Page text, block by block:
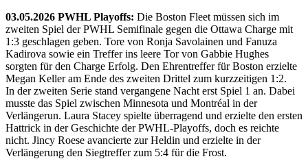
03.05.2026 PWHL Playoffs: Die Boston Fleet müssen sich im
zweiten Spiel der PWHL Semifinale gegen die Ottawa Charge mit
1:3 geschlagen geben. Tore von Ronja Savolainen und Fanuza
Kadirova sowie ein Treffer ins leere Tor von Gabbie Hughes
sorgten für den Charge Erfolg. Den Ehrentreffer für Boston erzielte
Megan Keller am Ende des zweiten Drittel zum kurzzeitigen 1:2.
In der zweiten Serie stand vergangene Nacht erst Spiel 1 an. Dabei
musste das Spiel zwischen Minnesota und Montréal in der
Verlängerun. Laura Stacey spielte überragend und erzielte den ersten
Hattrick in der Geschichte der PWHL-Playoffs, doch es reichte
nicht. Jincy Roese avancierte zur Heldin und erzielte in der
Verlängerung den Siegtreffer zum 5:4 für die Frost.